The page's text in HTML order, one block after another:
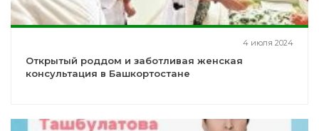
4 июля 2024
Открытый роддом и заботливая женская
консультация в Башкортостане